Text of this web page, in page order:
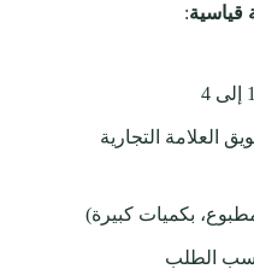
قياسية:
العلامة التجارية